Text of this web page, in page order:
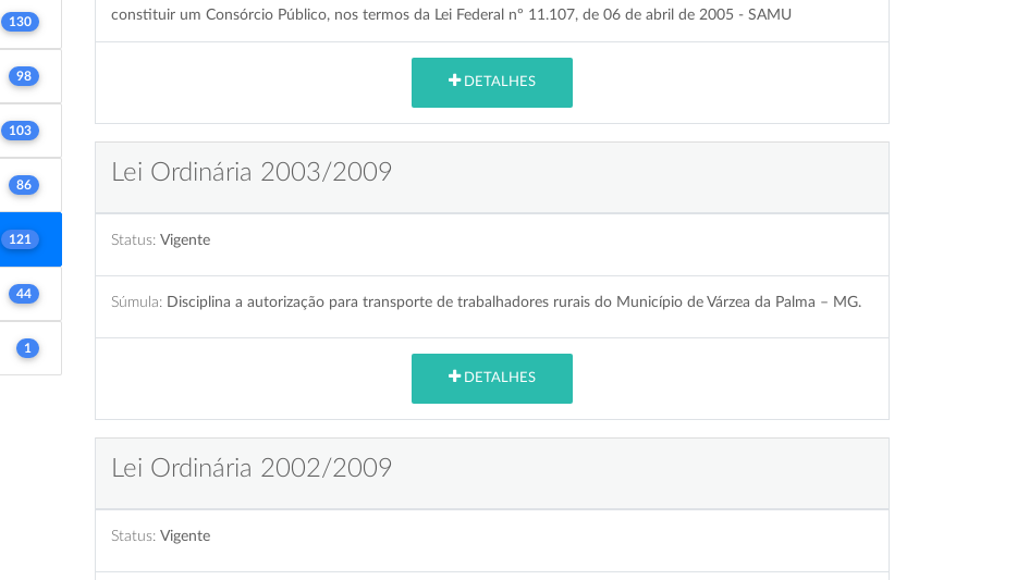
130
98
103
86
121
44
1
constituir um Consórcio Público, nos termos da Lei Federal nº 11.107, de 06 de abril de 2005 - SAMU
DETALHES
Lei Ordinária 2003/2009
Status: Vigente
Súmula: Disciplina a autorização para transporte de trabalhadores rurais do Município de Várzea da Palma – MG.
DETALHES
Lei Ordinária 2002/2009
Status: Vigente